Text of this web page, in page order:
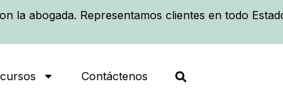
la abogada. Representamos clientes en todo
Contáctenos